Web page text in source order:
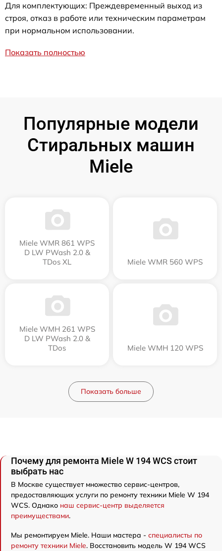
Для комплектующих: Преждевременный выход из
строя, отказ в работе или техническим параметрам
при нормальном использовании.
Показать полностью
Популярные модели
Стиральных машин
Miele
Miele WMR 861 WPS
D LW PWash 2.0 &
TDos XL
Miele WMR 560 WPS
Miele WMH 261 WPS
D LW PWash 2.0 &
TDos
Miele WMH 120 WPS
Показать больше
Почему для ремонта Miele W 194 WCS стоит
выбрать нас
В Москве существует множество сервис-центров,
предоставляющих услуги по ремонту техники Miele W 194
WCS. Однако наш сервис-центр выделяется
преимуществами.
Мы ремонтируем Miele. Наши мастера - специалисты по
ремонту техники Miele. Восстановить модель W 194 WCS